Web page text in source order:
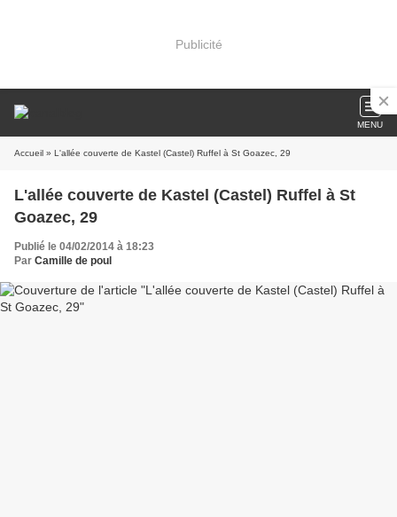
Publicité
MENU
Accueil » L'allée couverte de Kastel (Castel) Ruffel à St Goazec, 29
L'allée couverte de Kastel (Castel) Ruffel à St
Goazec, 29
Publié le 04/02/2014 à 18:23
Par Camille de poul